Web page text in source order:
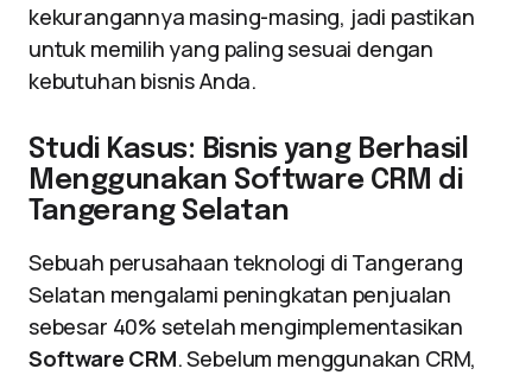
kekurangannya masing-masing, jadi pastikan
untuk memilih yang paling sesuai dengan
kebutuhan bisnis Anda.
Studi Kasus: Bisnis yang Berhasil
Menggunakan Software CRM di
Tangerang Selatan
Sebuah perusahaan teknologi di Tangerang
Selatan mengalami peningkatan penjualan
sebesar 40% setelah mengimplementasikan
Software CRM. Sebelum menggunakan CRM,